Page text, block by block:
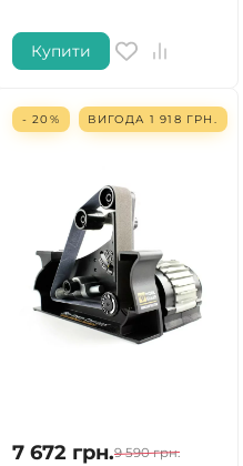
Купити
- 20% ВИГОДА 1 918 ГРН.
7 672 грн.9 590 грн.